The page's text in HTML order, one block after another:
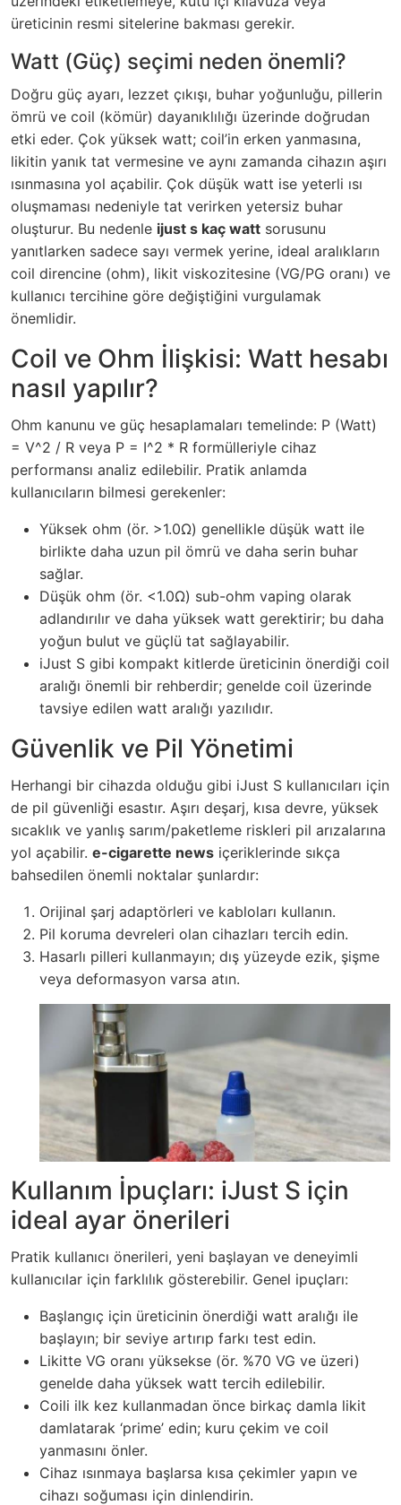
üreticinin resmi sitelerine bakması gerekir.
Watt (Güç) seçimi neden önemli?
Doğru güç ayarı, lezzet çıkışı, buhar yoğunluğu, pillerin
ömrü ve coil (kömür) dayanıklılığı üzerinde doğrudan
etki eder. Çok yüksek watt; coil’in erken yanmasına,
likitin yanık tat vermesine ve aynı zamanda cihazın aşırı
ısınmasına yol açabilir. Çok düşük watt ise yeterli ısı
oluşmaması nedeniyle tat verirken yetersiz buhar
oluşturur. Bu nedenle ijust s kaç watt sorusunu
yanıtlarken sadece sayı vermek yerine, ideal aralıkların
coil direncine (ohm), likit viskozitesine (VG/PG oranı) ve
kullanıcı tercihine göre değiştiğini vurgulamak
önemlidir.
Coil ve Ohm İlişkisi: Watt hesabı
nasıl yapılır?
Ohm kanunu ve güç hesaplamaları temelinde: P (Watt)
= V^2 / R veya P = I^2 * R formülleriyle cihaz
performansı analiz edilebilir. Pratik anlamda
kullanıcıların bilmesi gerekenler:
Yüksek ohm (ör. >1.0Ω) genellikle düşük watt ile
birlikte daha uzun pil ömrü ve daha serin buhar
sağlar.
Düşük ohm (ör. <1.0Ω) sub-ohm vaping olarak
adlandırılır ve daha yüksek watt gerektirir; bu daha
yoğun bulut ve güçlü tat sağlayabilir.
iJust S gibi kompakt kitlerde üreticinin önerdiği coil
aralığı önemli bir rehberdir; genelde coil üzerinde
tavsiye edilen watt aralığı yazılıdır.
Güvenlik ve Pil Yönetimi
Herhangi bir cihazda olduğu gibi iJust S kullanıcıları için
de pil güvenliği esastır. Aşırı deşarj, kısa devre, yüksek
sıcaklık ve yanlış sarım/paketleme riskleri pil arızalarına
yol açabilir. e-cigarette news içeriklerinde sıkça
bahsedilen önemli noktalar şunlardır:
Orijinal şarj adaptörleri ve kabloları kullanın.
Pil koruma devreleri olan cihazları tercih edin.
Hasarlı pilleri kullanmayın; dış yüzeyde ezik, şişme
veya deformasyon varsa atın.
Kullanım İpuçları: iJust S için
ideal ayar önerileri
Pratik kullanıcı önerileri, yeni başlayan ve deneyimli
kullanıcılar için farklılık gösterebilir. Genel ipuçları:
Başlangıç için üreticinin önerdiği watt aralığı ile
başlayın; bir seviye artırıp farkı test edin.
Likitte VG oranı yüksekse (ör. %70 VG ve üzeri)
genelde daha yüksek watt tercih edilebilir.
Coili ilk kez kullanmadan önce birkaç damla likit
damlatarak ‘prime’ edin; kuru çekim ve coil
yanmasını önler.
Cihaz ısınmaya başlarsa kısa çekimler yapın ve
cihazı soğuması için dinlendirin.